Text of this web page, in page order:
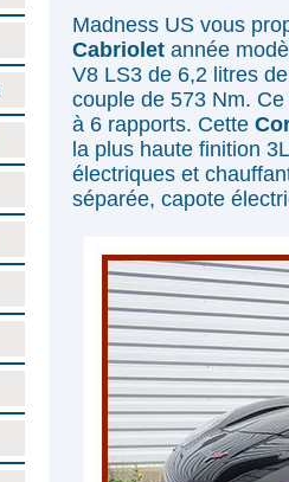
Madness US vous
Cabriolet année
V8 LS3 de 6,2 litres
couple de 573 Nm.
à 6 rapports. Cette
la plus haute finition
électriques et
séparée, capote